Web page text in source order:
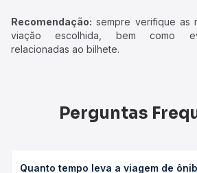
Recomendação: sempre verifique as
viação escolhida, bem como
relacionadas ao bilhete.
Perguntas
Quanto tempo leva a viagem de